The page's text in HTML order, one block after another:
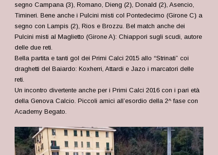
segno Campana (3), Romano, Dieng (2), Donald (2), Asencio,
Timineri. Bene anche i Pulcini misti col Pontedecimo (Girone C) a
segno con Lampis (2), Rios e Brozzu. Bel match anche dei
Pulcini misti al Maglietto (Girone A): Chiappori sugli scudi, autore
delle due reti.
Bella partita e tanti gol dei Primi Calci 2015 allo “Strinati” coi
draghetti del Baiardo: Koxherri, Attardi e Jazo i marcatori delle
reti.
Un incontro divertente anche per i Primi Calci 2016 con i pari età
della Genova Calcio. Piccoli amici all’esordio della 2^ fase con
Academy Begato.